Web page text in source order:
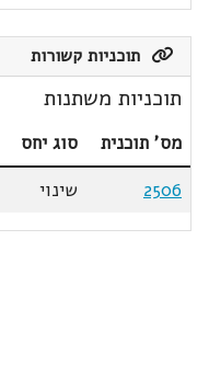
תוכניות קשורות
תוכניות משתנות
מס' תוכנית סוג יחס
2506
שינוי